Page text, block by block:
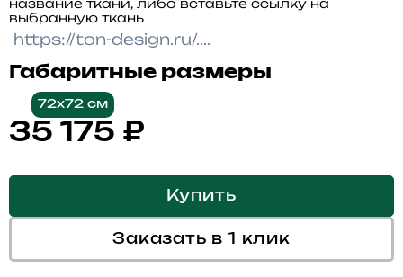
название ткани, либо вставьте ссылку на
выбранную ткань
Габаритные размеры
72x72 см
35 175 ₽
Купить
Заказать в 1 клик